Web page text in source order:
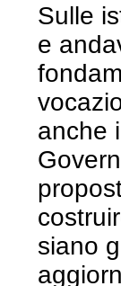
Sulle
e
anche
siano